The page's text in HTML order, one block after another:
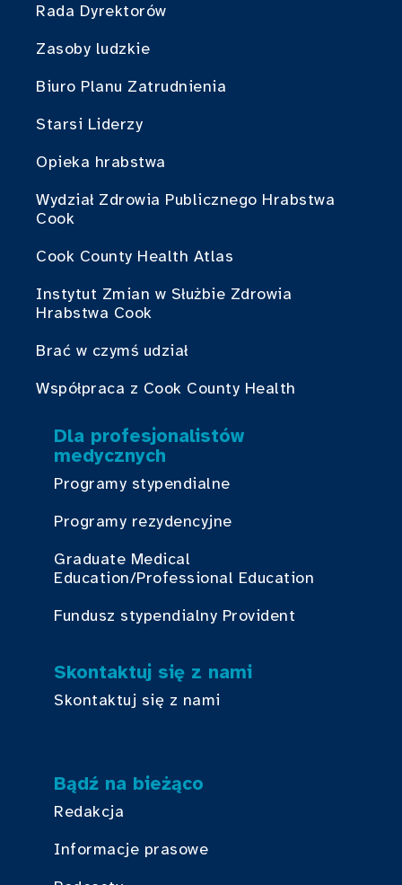
Rada Dyrektorów
Zasoby ludzkie
Biuro Planu Zatrudnienia
Starsi Liderzy
Opieka hrabstwa
Wydział Zdrowia Publicznego Hrabstwa
Cook
Cook County Health Atlas
Instytut Zmian w Służbie Zdrowia
Hrabstwa Cook
Brać w czymś udział
Współpraca z Cook County Health
Dla profesjonalistów
medycznych
Programy stypendialne
Programy rezydencyjne
Graduate Medical
Education/Professional Education
Fundusz stypendialny Provident
Skontaktuj się z nami
Skontaktuj się z nami
Bądź na bieżąco
Redakcja
Informacje prasowe